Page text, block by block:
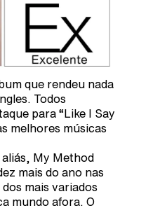
que rendeu nada
Todos
para “Like I Say
melhores músicas
My Method
mais do ano nas
mais variados
mundo afora. O